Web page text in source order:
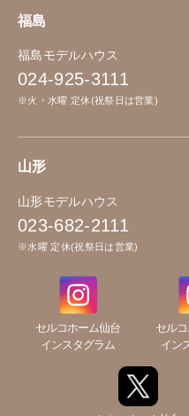
福島
福島モデルハウス
024-925-3111
※火・水曜 定休(祝祭日は営業)
山形
山形モデルハウス
023-682-2111
※水曜 定休(祝祭日は営業)
セルコホーム仙台
インスタグラム
セル
イン